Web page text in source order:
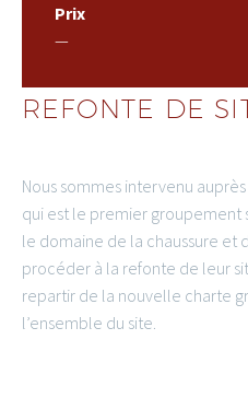
Prix
—
REFONTE DE
Nous sommes intervenu auprès
qui est le premier groupement
le domaine de la chaussure et
procéder à la refonte de leur
repartir de la nouvelle charte
l’ensemble du site.